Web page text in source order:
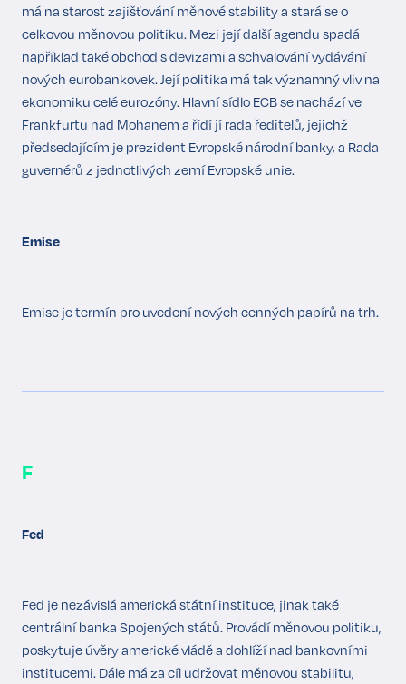
má na starost zajišťování měnové stability a stará se o
celkovou měnovou politiku. Mezi její další agendu spadá
například také obchod s devizami a schvalování vydávání
nových eurobankovek. Její politika má tak významný vliv na
ekonomiku celé eurozóny. Hlavní sídlo ECB se nachází ve
Frankfurtu nad Mohanem a řídí jí rada ředitelů, jejichž
předsedajícím je prezident Evropské národní banky, a Rada
guvernérů z jednotlivých zemí Evropské unie.
Emise
Emise je termín pro uvedení nových cenných papírů na trh.
F
Fed
Fed je nezávislá americká státní instituce, jinak také
centrální banka Spojených států. Provádí měnovou politiku,
poskytuje úvěry americké vládě a dohlíží nad bankovními
institucemi. Dále má za cíl udržovat měnovou stabilitu,